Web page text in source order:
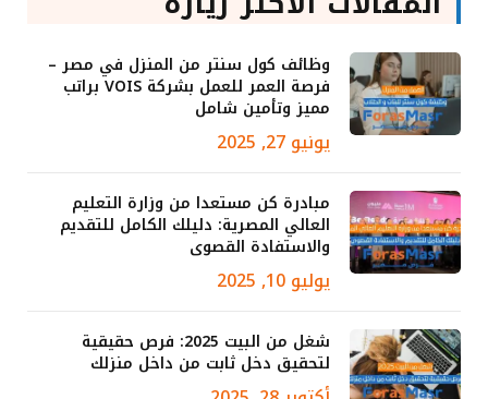
وظائف كول سنتر من المنزل في مصر –
فرصة العمر للعمل بشركة VOIS براتب
مميز وتأمين شامل
يونيو 27, 2025
مبادرة كن مستعدا من وزارة التعليم
العالي المصرية: دليلك الكامل للتقديم
والاستفادة القصوى
يوليو 10, 2025
شغل من البيت 2025: فرص حقيقية
لتحقيق دخل ثابت من داخل منزلك